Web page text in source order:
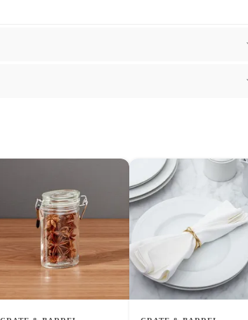
lavavajillas,Duradero
otras con restricciones y algunas que no se pueden
para asfalto, hormigón, albañilería.
para asfalto.
línea blanca, colchones, muebles, bicicletas y máquinas.